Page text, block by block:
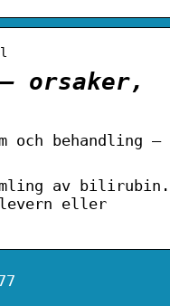
orsaker,
och behandling –
av bilirubin.
levern eller